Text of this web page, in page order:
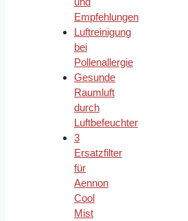
Empfehlungen
Luftreinigung
bei
Pollenallergie
Gesunde
Raumluft
durch
Luftbefeuchter
3
Ersatzfilter
für
Aennon
Cool
Mist